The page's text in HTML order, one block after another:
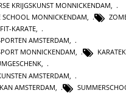
KRIJGSKUNST MONNICKENDAM,
SCHOOL MONNICKENDAM,
KARATE,
AMSTERDAM,
MONNICKENDAM,
,
AMSTERDAM
AMSTERDAM